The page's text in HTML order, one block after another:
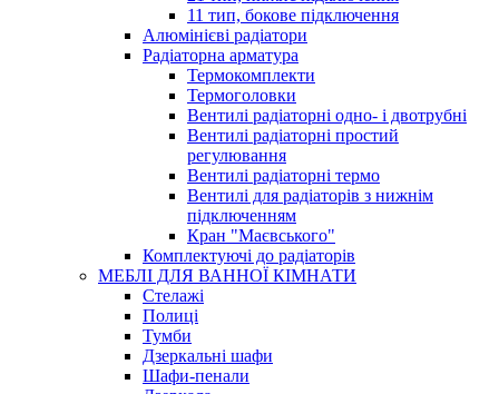
11 тип, бокове підключення
Алюмінієві радіатори
Радіаторна арматура
Термокомплекти
Термоголовки
Вентилі радіаторні одно- і двотрубні
Вентилі радіаторні простий
регулювання
Вентилі радіаторні термо
Вентилі для радіаторів з нижнім
підключенням
Кран "Маєвського"
Комплектуючі до радіаторів
МЕБЛІ ДЛЯ ВАННОЇ КІМНАТИ
Стелажі
Полиці
Тумби
Дзеркальні шафи
Шафи-пенали